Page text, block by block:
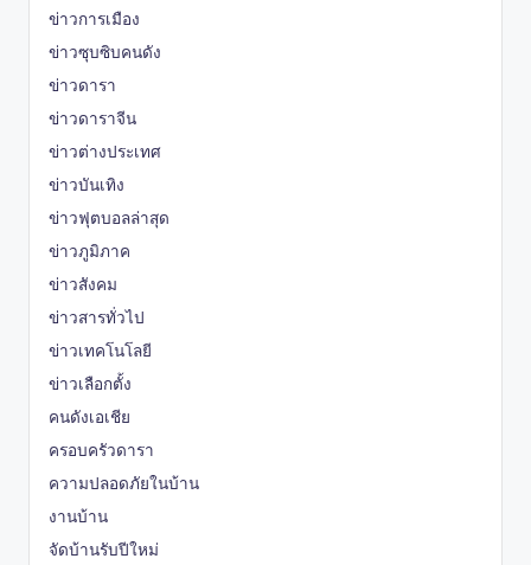
ข่าวการเมือง
ข่าวซุบซิบคนดัง
ข่าวดารา
ข่าวดาราจีน
ข่าวต่างประเทศ
ข่าวบันเทิง
ข่าวฟุตบอลล่าสุด
ข่าวภูมิภาค
ข่าวสังคม
ข่าวสารทั่วไป
ข่าวเทคโนโลยี
ข่าวเลือกตั้ง
คนดังเอเชีย
ครอบครัวดารา
ความปลอดภัยในบ้าน
งานบ้าน
จัดบ้านรับปีใหม่